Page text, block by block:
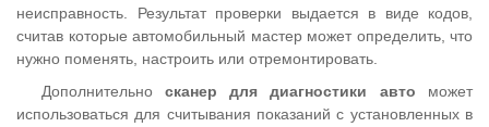
неисправность. Результат проверки выдается в виде кодов,
считав которые автомобильный мастер может определить, что
нужно поменять, настроить или отремонтировать.
Дополнительно
сканер для диагностики авто
может
использоваться для считывания показаний с установленных в